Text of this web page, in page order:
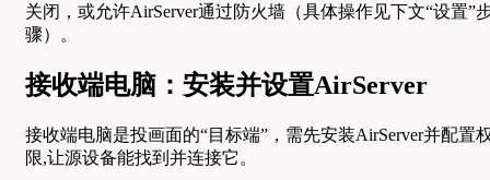
关闭，或允许AirServer通过防火墙（具体操作见下文“设置”
骤）。
接收端电脑：安装并设置AirServer
接收端电脑是投画面的“目标端”，需先安装AirServer并配置
限,让源设备能找到并连接它。